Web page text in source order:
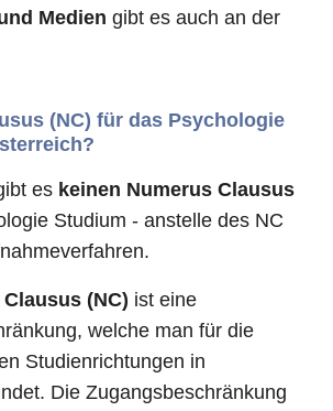
Medien gibt es auch an der
(NC) für das Psychologie
es keinen Numerus Clausus
Studium - anstelle des NC
(NC) ist eine
welche man für die
Studienrichtungen in
Die Zugangsbeschränkung